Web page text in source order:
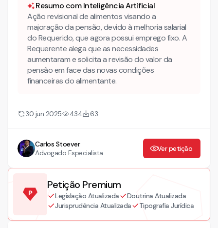
Resumo com Inteligência Artificial
Ação revisional de alimentos visando a
majoração da pensão, devido à melhoria salarial
do Requerido, que agora possui emprego fixo. A
Requerente alega que as necessidades
aumentaram e solicita a revisão do valor da
pensão em face das novas condições
financeiras do alimentante.
30 jun 2025 434 63
Carlos Stoever
Advogado Especialista
Ver petição
Petição Premium
Legislação Atualizada
Doutrina Atualizada
Jurisprudência Atualizada
Tipografia Jurídica